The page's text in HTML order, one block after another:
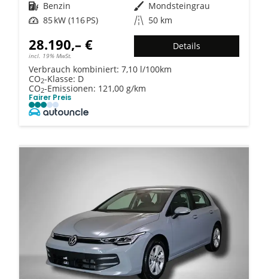
Kraftstoff Benzin Außenfarbe Mondsteingrau
Leistung 85 kW (116 PS) Kilometerstand 50 km
28.190,– €
incl. 19% MwSt.
Details
Verbrauch kombiniert: 7,10 l/100km
CO2-Klasse: D
CO2-Emissionen: 121,00 g/km
Fairer Preis